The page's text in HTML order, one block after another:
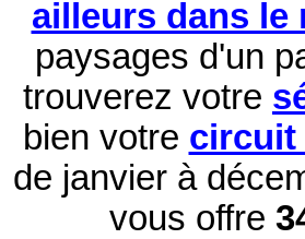
ailleurs dans le
paysages d'un
trouverez votre
bien votre circuit
de janvier à
vous offre